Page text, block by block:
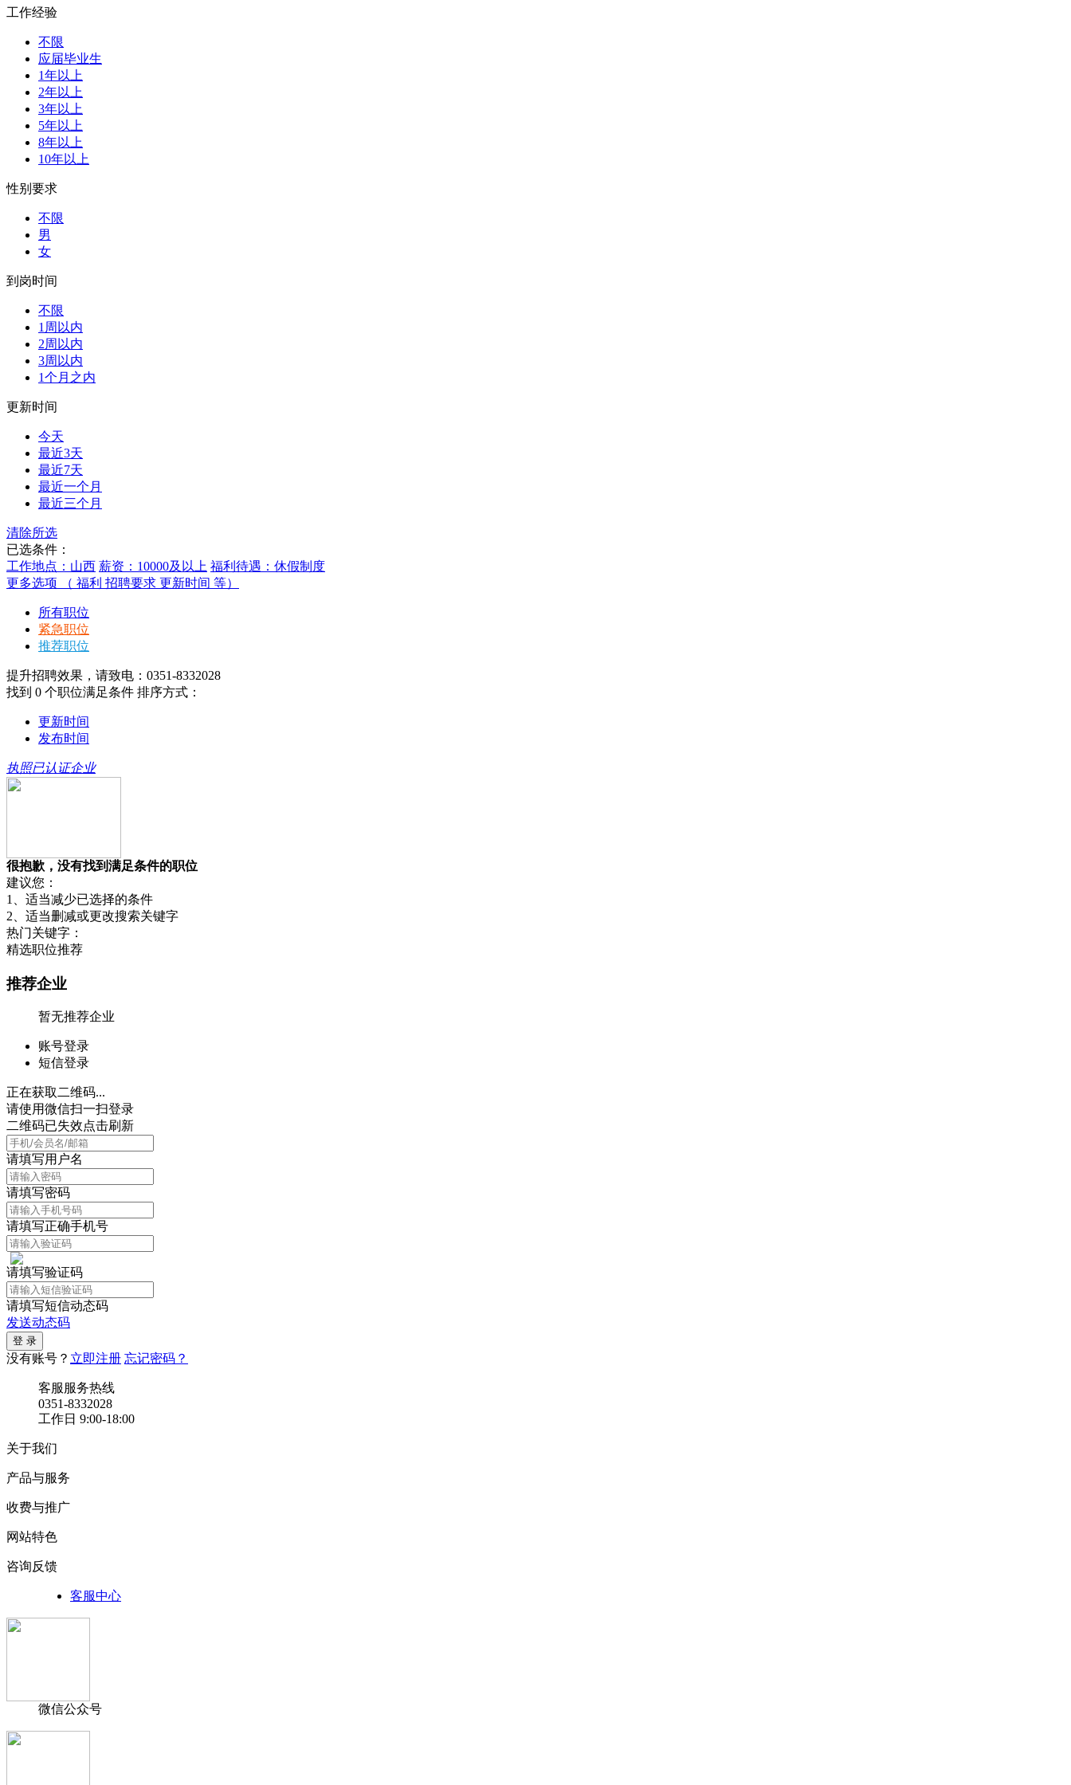
工作经验
不限
应届毕业生
1年以上
2年以上
3年以上
5年以上
8年以上
10年以上
性别要求
不限
男
女
到岗时间
不限
1周以内
2周以内
3周以内
1个月之内
更新时间
今天
最近3天
最近7天
最近一个月
最近三个月
清除所选
已选条件：
工作地点：山西 薪资：10000及以上 福利待遇：休假制度
更多选项 （ 福利 招聘要求 更新时间 等）
所有职位
紧急职位
推荐职位
提升招聘效果，请致电：0351-8332028
找到 0 个职位满足条件 排序方式：
更新时间
发布时间
执照已认证企业
很抱歉，没有找到满足条件的职位
建议您：
1、适当减少已选择的条件
2、适当删减或更改搜索关键字
热门关键字：
精选职位推荐
推荐企业
暂无推荐企业
账号登录
短信登录
正在获取二维码...
请使用微信扫一扫登录
二维码已失效点击刷新
请填写用户名
请填写密码
请填写正确手机号
请填写验证码
请填写短信动态码
发送动态码
没有账号？ 立即注册 忘记密码？
客服服务热线
0351-8332028
工作日 9:00-18:00
关于我们
产品与服务
收费与推广
网站特色
咨询反馈
客服中心
微信公众号